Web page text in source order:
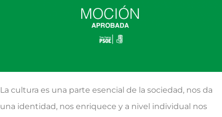
La cultura es una parte esencial de la sociedad, nos da
una identidad, nos enriquece y a nivel individual nos